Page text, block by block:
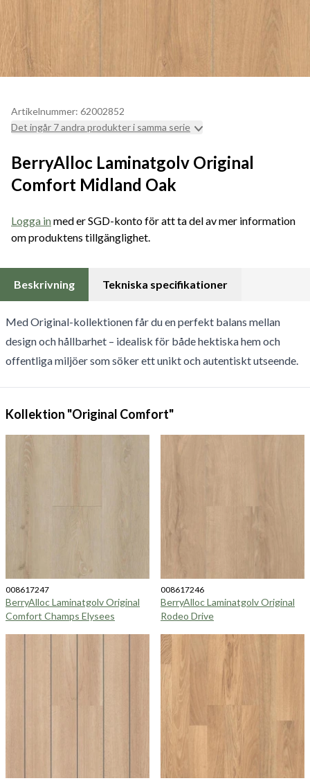
Artikelnummer: 62002852
Det ingår 7 andra produkter i samma serie
BerryAlloc Laminatgolv Original
Comfort Midland Oak
Logga inmed er SGD-konto för att ta del av mer information
om produktens tillgänglighet.
Beskrivning Tekniska specifikationer
Med Original-kollektionen får du en perfekt balans mellan
design och hållbarhet – idealisk för både hektiska hem och
offentliga miljöer som söker ett unikt och autentiskt utseende.
Kollektion "Original Comfort"
008617247
BerryAlloc Laminatgolv Original
Comfort Champs Elysees
008617246
BerryAlloc Laminatgolv Original
Rodeo Drive